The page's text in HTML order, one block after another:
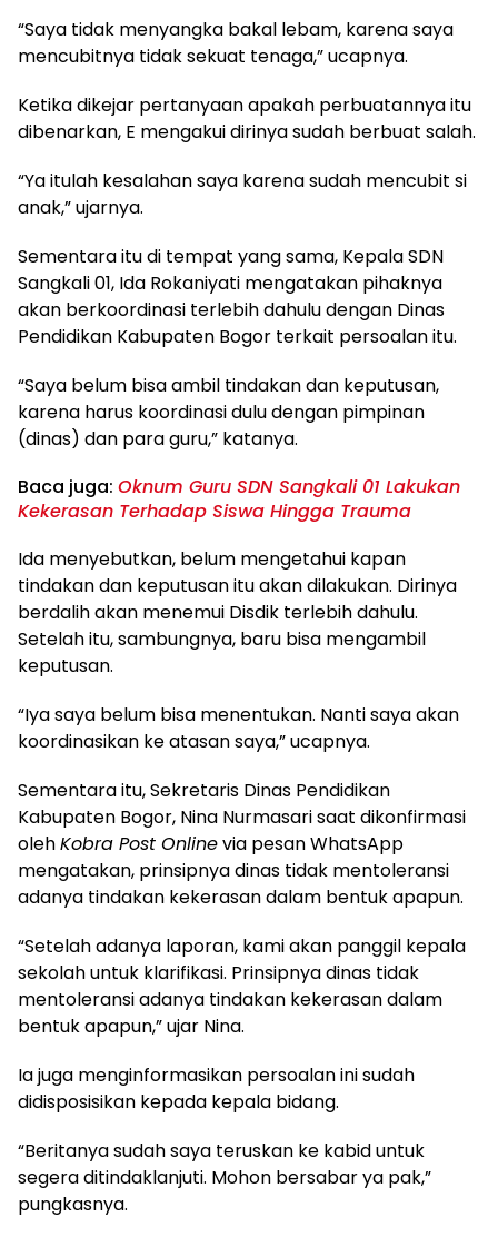
“Saya tidak menyangka bakal lebam, karena saya
mencubitnya tidak sekuat tenaga,” ucapnya.
Ketika dikejar pertanyaan apakah perbuatannya itu
dibenarkan, E mengakui dirinya sudah berbuat salah.
“Ya itulah kesalahan saya karena sudah mencubit si
anak,” ujarnya.
Sementara itu di tempat yang sama, Kepala SDN
Sangkali 01, Ida Rokaniyati mengatakan pihaknya
akan berkoordinasi terlebih dahulu dengan Dinas
Pendidikan Kabupaten Bogor terkait persoalan itu.
“Saya belum bisa ambil tindakan dan keputusan,
karena harus koordinasi dulu dengan pimpinan
(dinas) dan para guru,” katanya.
Baca juga: Oknum Guru SDN Sangkali 01 Lakukan
Kekerasan Terhadap Siswa Hingga Trauma
Ida menyebutkan, belum mengetahui kapan
tindakan dan keputusan itu akan dilakukan. Dirinya
berdalih akan menemui Disdik terlebih dahulu.
Setelah itu, sambungnya, baru bisa mengambil
keputusan.
“Iya saya belum bisa menentukan. Nanti saya akan
koordinasikan ke atasan saya,” ucapnya.
Sementara itu, Sekretaris Dinas Pendidikan
Kabupaten Bogor, Nina Nurmasari saat dikonfirmasi
olehKobra Post Onlinevia pesan WhatsApp
mengatakan, prinsipnya dinas tidak mentoleransi
adanya tindakan kekerasan dalam bentuk apapun.
“Setelah adanya laporan, kami akan panggil kepala
sekolah untuk klarifikasi. Prinsipnya dinas tidak
mentoleransi adanya tindakan kekerasan dalam
bentuk apapun,” ujar Nina.
Ia juga menginformasikan persoalan ini sudah
didisposisikan kepada kepala bidang.
“Beritanya sudah saya teruskan ke kabid untuk
segera ditindaklanjuti. Mohon bersabar ya pak,”
pungkasnya.